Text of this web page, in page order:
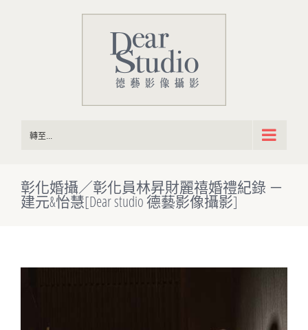
轉至...
彰化婚攝／彰化員林昇財麗禧婚禮紀錄 －
建元&怡慧[Dear studio 德藝影像攝影]